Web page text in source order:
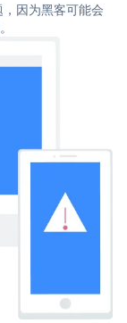
因为黑客可能会